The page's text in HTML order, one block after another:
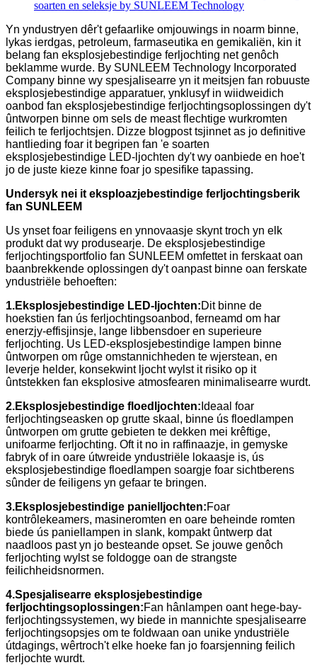
soarten en seleksje by SUNLEEM Technology
Yn yndustryen dêr't gefaarlike omjouwings in noarm binne,
lykas ierdgas, petroleum, farmaseutika en gemikaliën, kin it
belang fan eksplosjebestindige ferljochting net genôch
beklamme wurde. By SUNLEEM Technology Incorporated
Company binne wy ​​spesjalisearre yn it meitsjen fan robuuste
eksplosjebestindige apparatuer, ynklusyf in wiidweidich
oanbod fan eksplosjebestindige ferljochtingsoplossingen dy't
ûntworpen binne om sels de meast flechtige wurkromten
feilich te ferljochtsjen. Dizze blogpost tsjinnet as jo definitive
hantlieding foar it begripen fan 'e soarten
eksplosjebestindige LED-ljochten dy't wy oanbiede en hoe't
jo de juste kieze kinne foar jo spesifike tapassing.
Undersyk nei it eksploazjebestindige ferljochtingsberik
fan SUNLEEM
Us ynset foar feiligens en ynnovaasje skynt troch yn elk
produkt dat wy produsearje. De eksplosjebestindige
ferljochtingsportfolio fan SUNLEEM omfettet in ferskaat oan
baanbrekkende oplossingen dy't oanpast binne oan ferskate
yndustriële behoeften:
1.Eksplosjebestindige LED-ljochten:Dit binne de
hoekstien fan ús ferljochtingsoanbod, ferneamd om har
enerzjy-effisjinsje, lange libbensdoer en superieure
ferljochting. Us LED-eksplosjebestindige lampen binne
ûntworpen om rûge omstannichheden te wjerstean, en
leverje helder, konsekwint ljocht wylst it risiko op it
ûntstekken fan eksplosive atmosfearen minimalisearre wurdt.
2.Eksplosjebestindige floedljochten: Ideaal foar
ferljochtingseasken op grutte skaal, binne ús floedlampen
ûntworpen om grutte gebieten te dekken mei krêftige,
unifoarme ferljochting. Oft it no in raffinaazje, in gemyske
fabryk of in oare útwreide yndustriële lokaasje is, ús
eksplosjebestindige floedlampen soargje foar sichtberens
sûnder de feiligens yn gefaar te bringen.
3.Eksplosjebestindige panielljochten:Foar
kontrôlekeamers, masineromten en oare beheinde romten
biede ús paniellampen in slank, kompakt ûntwerp dat
naadloos past yn jo besteande opset. Se jouwe genôch
ferljochting wylst se foldogge oan de strangste
feilichheidsnormen.
4.Spesjalisearre eksplosjebestindige
ferljochtingsoplossingen:Fan hânlampen oant hege-bay-
ferljochtingssystemen, wy biede in mannichte spesjalisearre
ferljochtingsopsjes om te foldwaan oan unike yndustriële
útdagings, wêrtroch't elke hoeke fan jo foarsjenning feilich
ferljochte wurdt.